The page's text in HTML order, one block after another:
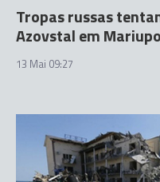
Tropas russas
Azovstal em
13 Mai 09:27